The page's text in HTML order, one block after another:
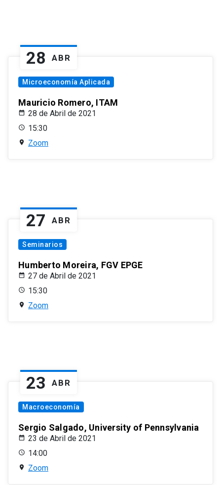
28 ABR
Microeconomía Aplicada
Mauricio Romero, ITAM
28 de Abril de 2021
15:30
Zoom
27 ABR
Seminarios
Humberto Moreira, FGV EPGE
27 de Abril de 2021
15:30
Zoom
23 ABR
Macroeconomía
Sergio Salgado, University of Pennsylvania
23 de Abril de 2021
14:00
Zoom